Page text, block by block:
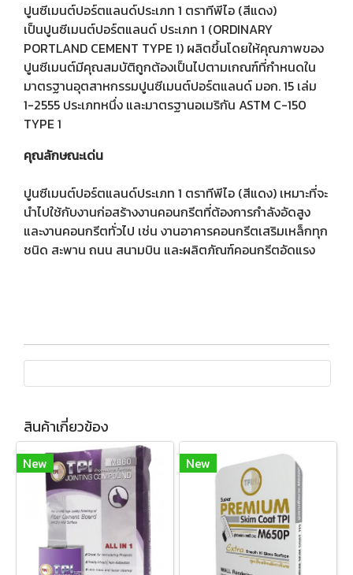
ปูนซีเมนต์ปอร์ตแลนด์ประเภท 1 ตราทีพีไอ (สีแดง)
เป็นปูนซีเมนต์ปอร์ตแลนด์ ประเภท 1 (ORDINARY
PORTLAND CEMENT TYPE 1) ผลิตขึ้นโดยให้คุณภาพของ
ปูนซีเมนต์มีคุณสมบัติถูกต้องเป็นไปตามเกณฑ์ที่กำหนดใน
มาตรฐานอุตสาหกรรมปูนซีเมนต์ปอร์ตแลนด์ มอก. 15 เล่ม
1-2555 ประเภทหนึ่ง และมาตรฐานอเมริกัน ASTM C-150
TYPE 1
คุณลักษณะเด่น
ปูนซีเมนต์ปอร์ตแลนด์ประเภท 1 ตราทีพีไอ (สีแดง) เหมาะที่จะ
นำไปใช้กับงานก่อสร้างงานคอนกรีตที่ต้องการกำลังอัดสูง
และงานคอนกรีตทั่วไป เช่น งานอาคารคอนกรีตเสริมเหล็กทุก
ชนิด สะพาน ถนน สนามบิน และผลิตภัณฑ์คอนกรีตอัดแรง
สินค้าเกี่ยวข้อง
New New